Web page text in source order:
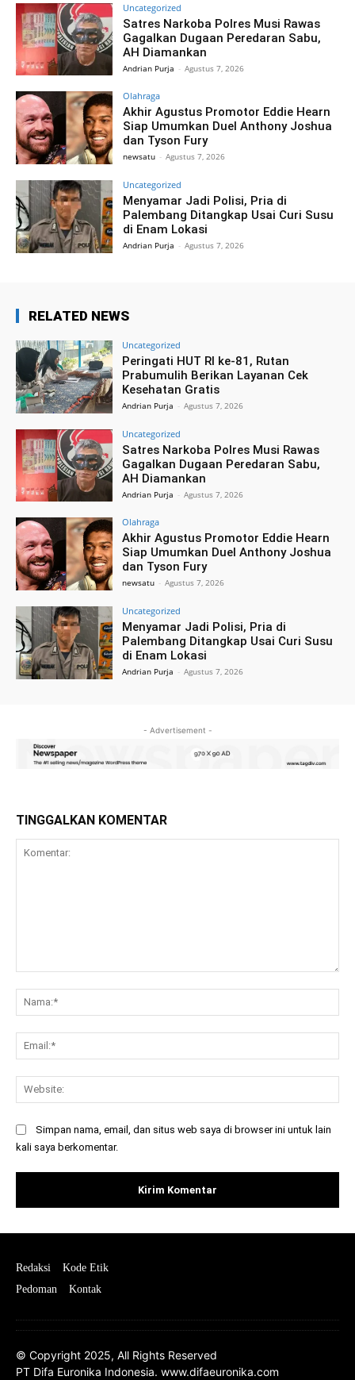
Uncategorized
Satres Narkoba Polres Musi Rawas
Gagalkan Dugaan Peredaran Sabu,
AH Diamankan
Andrian Purja - Agustus 7, 2026
Olahraga
Akhir Agustus Promotor Eddie Hearn
Siap Umumkan Duel Anthony Joshua
dan Tyson Fury
newsatu - Agustus 7, 2026
Uncategorized
Menyamar Jadi Polisi, Pria di
Palembang Ditangkap Usai Curi Susu
di Enam Lokasi
Andrian Purja - Agustus 7, 2026
RELATED NEWS
Uncategorized
Peringati HUT RI ke-81, Rutan
Prabumulih Berikan Layanan Cek
Kesehatan Gratis
Andrian Purja - Agustus 7, 2026
Uncategorized
Satres Narkoba Polres Musi Rawas
Gagalkan Dugaan Peredaran Sabu,
AH Diamankan
Andrian Purja - Agustus 7, 2026
Olahraga
Akhir Agustus Promotor Eddie Hearn
Siap Umumkan Duel Anthony Joshua
dan Tyson Fury
newsatu - Agustus 7, 2026
Uncategorized
Menyamar Jadi Polisi, Pria di
Palembang Ditangkap Usai Curi Susu
di Enam Lokasi
Andrian Purja - Agustus 7, 2026
- Advertisement -
TINGGALKAN KOMENTAR
Simpan nama, email, dan situs web saya di browser ini untuk lain
kali saya berkomentar.
Redaksi
Kode Etik
Pedoman
Kontak
© Copyright 2025, All Rights Reserved
PT Difa Euronika Indonesia. www.difaeuronika.com